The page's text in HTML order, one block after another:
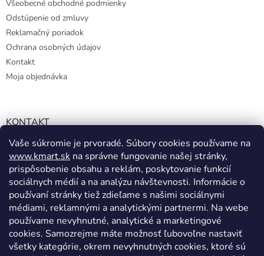
Vaše súkromie je prvoradé. Súbory cookies používame na
www.kmart.sk na správne fungovanie našej stránky,
prispôsobenie obsahu a reklám, poskytovanie funkcií
sociálnych médií a na analýzu návštevnosti. Informácie o
používaní stránky tiež zdieľame s našimi sociálnymi
médiami, reklamnými a analytickými partnermi. Na webe
používame nevyhnutné, analytické a marketingové
cookies. Samozrejme máte možnosť ľubovoľne nastaviť
všetky kategórie, okrem nevyhnutných cookies, ktoré sú
Všeobecné obchodné podmienky
Odstúpenie od zmluvy
Reklamačný poriadok
Ochrana osobných údajov
Kontakt
Moja objednávka
KONTAKT
info@kmart.sk
+421 947 979 193
+421 947 979 193
facebook.com/Kolieramarket